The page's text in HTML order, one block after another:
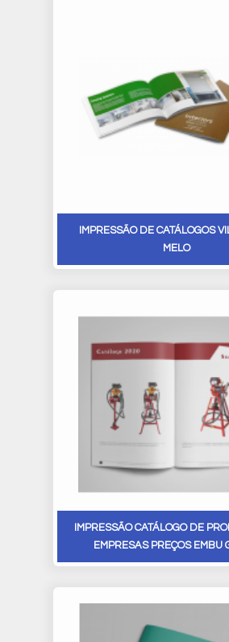
IMPRESSÃO DE CATÁLOGOS
MELO
IMPRESSÃO CATÁLOGO DE
EMPRESAS PREÇOS EMBU